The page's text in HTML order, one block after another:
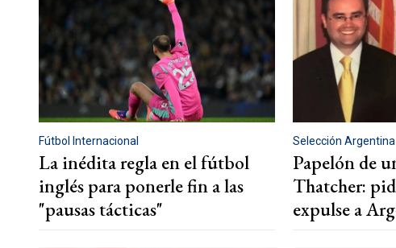
Fútbol Internacional
La inédita regla en el fútbol
inglés para ponerle fin a las
"pausas tácticas"
Selección Argentina
Papelón de
Thatcher:
expulse a